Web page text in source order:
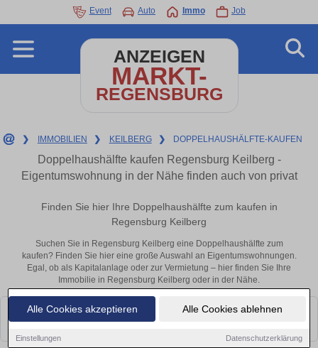
Alle Cookies akzeptieren Alle Cookies ablehnen
Einstellungen Datenschutzerklärung
Event Auto Immo Job
ANZEIGEN
MARKT-
REGENSBURG
❯ IMMOBILIEN ❯ KEILBERG ❯ DOPPELHAUSHÄLFTE-KAUFEN
Doppelhaushälfte kaufen Regensburg Keilberg -
Eigentumswohnung in der Nähe finden auch von privat
Finden Sie hier Ihre Doppelhaushälfte zum kaufen in
Regensburg Keilberg
Suchen Sie in Regensburg Keilberg eine Doppelhaushälfte zum
kaufen? Finden Sie hier eine große Auswahl an Eigentumswohnungen.
Egal, ob als Kapitalanlage oder zur Vermietung – hier finden Sie Ihre
Immobilie in Regensburg Keilberg oder in der Nähe.
Leider konnten wir derzeit keine passenden Objekte finden. Schauen Sie
bald wieder vorbei!